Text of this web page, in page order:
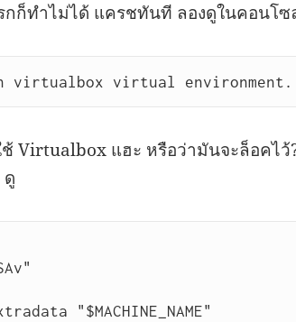
ก็ทำไม่ได้ แครชทันที ลองดูในคอนโซ
virtualbox virtual environment.
Virtualbox แฮะ หรือว่ามันจะล็อคไว้
ดู
"$MACHINE_NAME"